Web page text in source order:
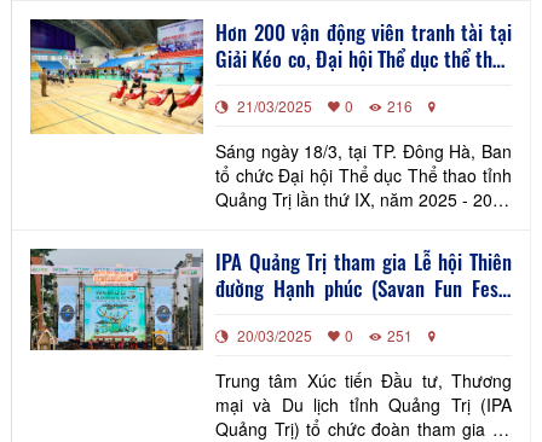
Gio Linh, Trung Tâm Văn hoá - Điện
ảnh tỉnh phối hợp với UBND xã Gio Mỹ
tổ chức Lễ bế giảng lớp truyền dạy
buổi lễ đã kết
Hơn 200 vận động viên tranh tài tại
Giải Kéo co, Đại hội Thể dục thể thao
21/03/2025 0 216
Sáng ngày 18/3, tại TP. Đông Hà, Ban
tổ chức Đại hội Thể dục Thể thao tỉnh
Quảng Trị lần thứ IX, năm 2025 - 2026
IPA Quảng Trị tham gia Lễ hội Thiên
đường Hạnh phúc (Savan Fun Fest)
Lào năm 2025
20/03/2025 0 251
Trung tâm Xúc tiến Đầu tư, Thương
mại và Du lịch tỉnh Quảng Trị (IPA
Quảng Trị) tổ chức đoàn tham gia Lễ